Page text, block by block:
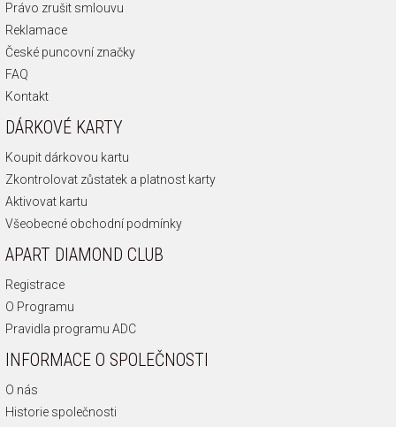
Právo zrušit smlouvu
Reklamace
České puncovní značky
FAQ
Kontakt
DÁRKOVÉ KARTY
Koupit dárkovou kartu
Zkontrolovat zůstatek a platnost karty
Aktivovat kartu
Všeobecné obchodní podmínky
APART DIAMOND CLUB
Registrace
O Programu
Pravidla programu ADC
INFORMACE O SPOLEČNOSTI
O nás
Historie společnosti